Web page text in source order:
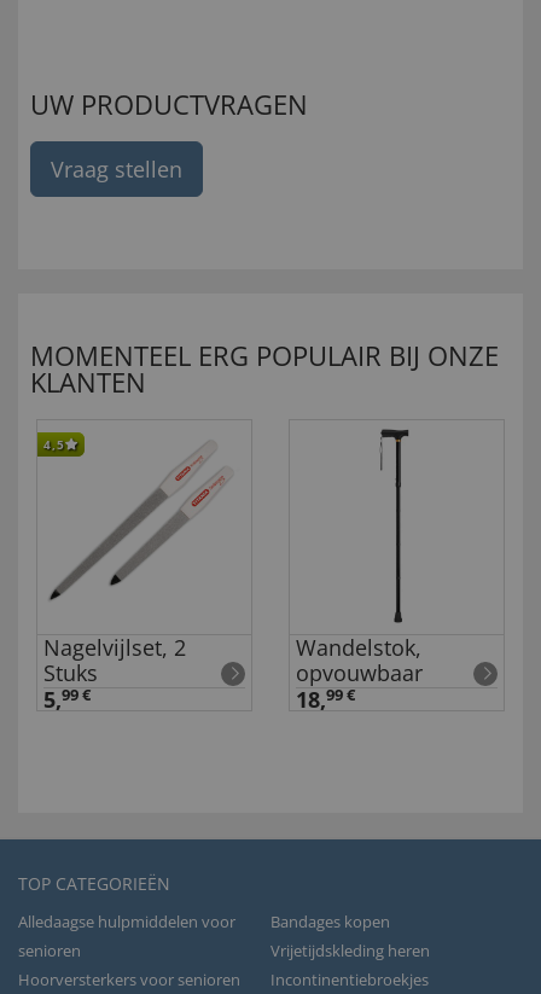
UW PRODUCTVRAGEN
Vraag stellen
MOMENTEEL ERG POPULAIR BIJ ONZE
KLANTEN
4,5
Nagelvijlset, 2
Stuks
5,99 €
Wandelstok,
opvouwbaar
18,99 €
TOP CATEGORIEËN
Alledaagse hulpmiddelen voor
senioren
Bandages kopen
Vrijetijdskleding heren
Hoorversterkers voor senioren
Incontinentiebroekjes